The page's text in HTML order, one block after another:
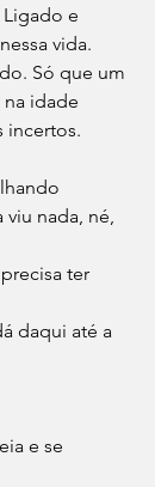
e
vida.
Só que um
idade
incertos.
nada, né,
ter
daqui até a
e se